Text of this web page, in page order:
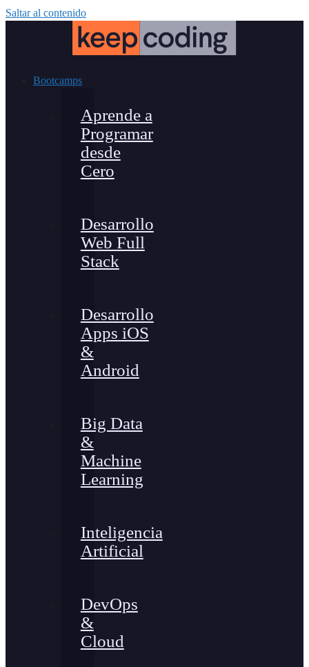
Saltar al contenido
Bootcamps
Aprende a
Programar
desde
Cero
Desarrollo
Web Full
Stack
Desarrollo
Apps iOS
&
Android
Big Data
&
Machine
Learning
Inteligencia
Artificial
DevOps
&
Cloud